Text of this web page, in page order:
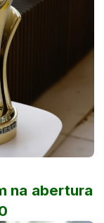
na abertura